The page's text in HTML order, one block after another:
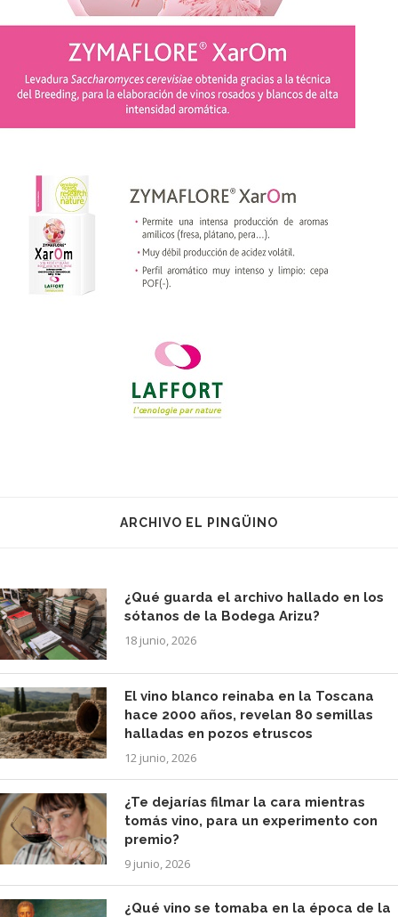
ARCHIVO EL PINGÜINO
¿Qué guarda el archivo hallado en los
sótanos de la Bodega Arizu?
18 junio, 2026
El vino blanco reinaba en la Toscana
hace 2000 años, revelan 80 semillas
halladas en pozos etruscos
12 junio, 2026
¿Te dejarías filmar la cara mientras
tomás vino, para un experimento con
premio?
9 junio, 2026
¿Qué vino se tomaba en la época de la